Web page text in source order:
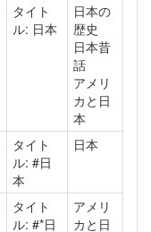
タイト
ル: 日本
日本の
歴史
日本昔
話
アメリ
カと日
本
タイト
ル: #日
本
日本
タイト
ル: #*日
アメリ
カと日